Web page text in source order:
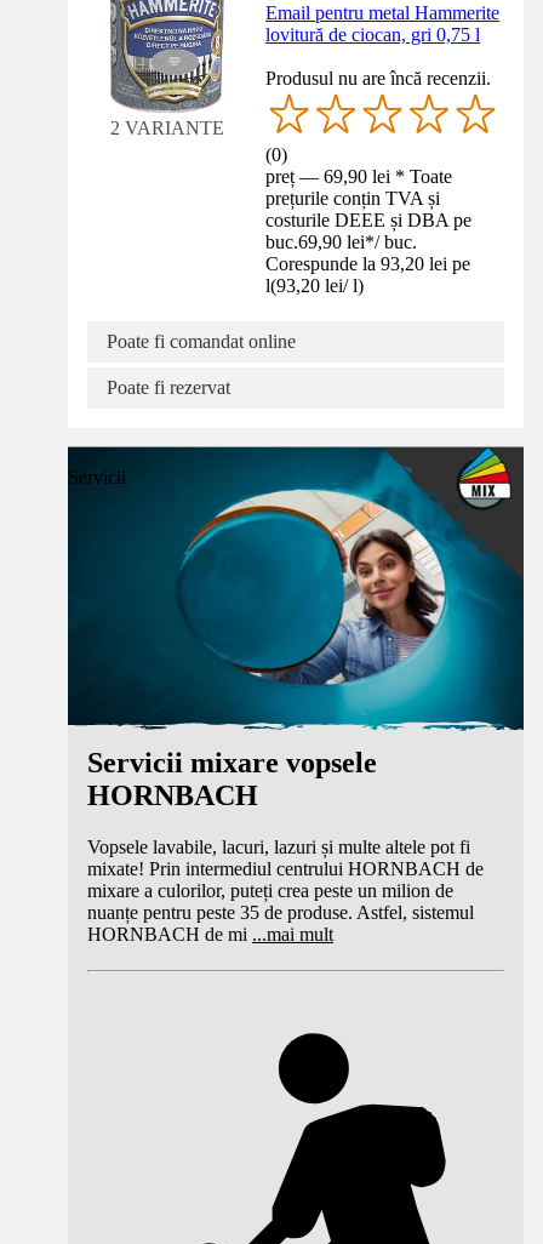
2 VARIANTE
Email pentru metal Hammerite
lovitură de ciocan, gri 0,75 l
Produsul nu are încă recenzii.
(0)
preț — 69,90 lei * Toate
prețurile conțin TVA și
costurile DEEE și DBA pe
buc.69,90 lei*/ buc.
Corespunde la 93,20 lei pe
l(93,20 lei/ l)
Poate fi comandat online
Poate fi rezervat
Servicii
Servicii mixare vopsele
HORNBACH
Vopsele lavabile, lacuri, lazuri și multe altele pot fi
mixate! Prin intermediul centrului HORNBACH de
mixare a culorilor, puteți crea peste un milion de
nuanțe pentru peste 35 de produse. Astfel, sistemul
HORNBACH de mi ...mai mult